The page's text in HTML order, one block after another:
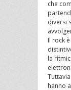
che
diversi
Il rock
la
hanno